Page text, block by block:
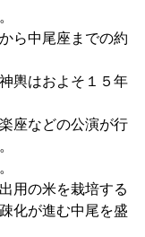
ら中尾座までの約
輿はおよそ１５年
座などの公演が行
用の米を栽培する
化が進む中尾を盛